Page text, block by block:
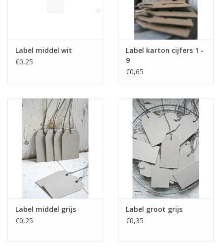
Merken
Label middel wit
€0,25
Label karton cijfers 1 -
9
€0,65
Label middel grijs
€0,25
Label groot grijs
€0,35